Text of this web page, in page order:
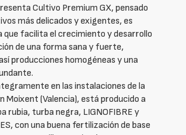
Cultivo Premium GX, pensado
más delicados y exigentes, es
que facilita el crecimiento y desarrollo
de una forma sana y fuerte,
producciones homogéneas y una
en las instalaciones de la
Moixent (Valencia), está producido a
rubia, turba negra, LIGNOFIBRE y
con una buena fertilización de base